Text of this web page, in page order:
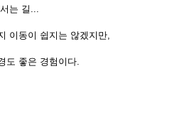
는 길...
이동이 쉽지는 않겠지만,
도 좋은 경험이다.